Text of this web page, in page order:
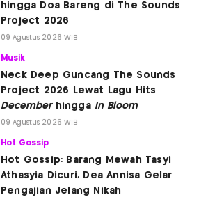
hingga Doa Bareng di The Sounds
Project 2026
09 Agustus 2026 WIB
Musik
Neck Deep Guncang The Sounds
Project 2026 Lewat Lagu Hits
Decemberhingga In Bloom
09 Agustus 2026 WIB
Hot Gossip
Hot Gossip: Barang Mewah Tasyi
Athasyia Dicuri, Dea Annisa Gelar
Pengajian Jelang Nikah